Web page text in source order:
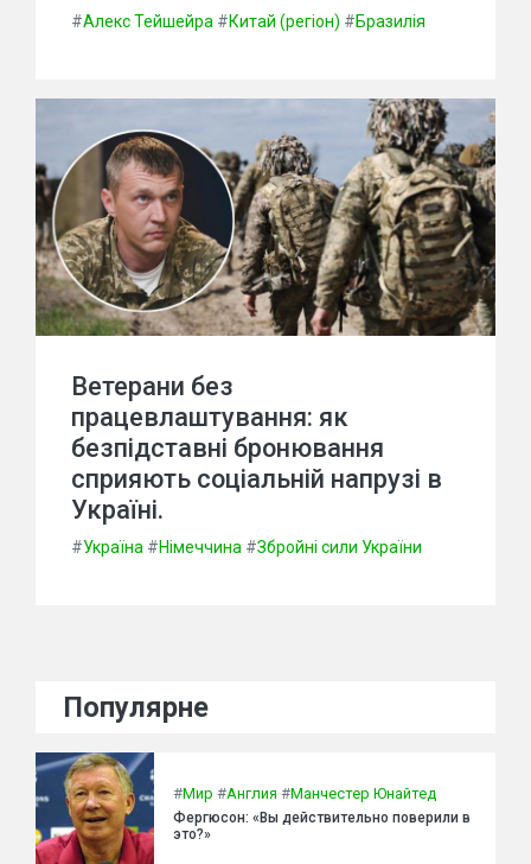
#Алекс Тейшейра #Китай (регіон) #Бразилія
Ветерани без
працевлаштування: як
безпідставні бронювання
сприяють соціальній напрузі в
Україні.
#Україна #Німеччина #Збройні сили України
Популярне
#Мир #Англия #Манчестер Юнайтед
Фергюсон: «Вы действительно поверили в
это?»